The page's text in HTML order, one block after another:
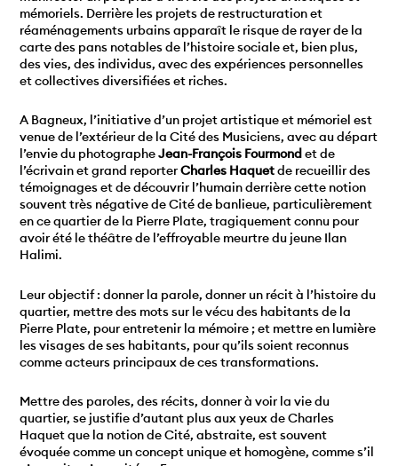
mémoriels. Derrière les projets de restructuration et
réaménagements urbains apparaît le risque de rayer de la
carte des pans notables de l’histoire sociale et, bien plus,
des vies, des individus, avec des expériences personnelles
et collectives diversifiées et riches.
A Bagneux, l’initiative d’un projet artistique et mémoriel est
venue de l’extérieur de la Cité des Musiciens, avec au départ
l’envie du photographeJean-François Fourmond et de
l’écrivain et grand reporterCharles Haquetde recueillir des
témoignages et de découvrir l’humain derrière cette notion
souvent très négative de Cité de banlieue, particulièrement
en ce quartier de la Pierre Plate, tragiquement connu pour
avoir été le théâtre de l’effroyable meurtre du jeune Ilan
Halimi.
Leur objectif : donner la parole, donner un récit à l’histoire du
quartier, mettre des mots sur le vécu des habitants de la
Pierre Plate, pour entretenir la mémoire ; et mettre en lumière
les visages de ses habitants, pour qu’ils soient reconnus
comme acteurs principaux de ces transformations.
Mettre des paroles, des récits, donner à voir la vie du
quartier, se justifie d’autant plus aux yeux de Charles
Haquet que la notion de Cité, abstraite, est souvent
évoquée comme un concept unique et homogène, comme s’il